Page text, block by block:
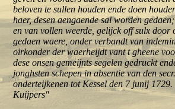
beloven te sullen houden ende doen
haer, desen aengaende sal worden
en van vollen weerde, gelijck off sulx door
gedaen waere, onder verbandt van
oirkonder der waerheijdt vant t gheene
dese onsen gemeijnts segelen gedruckt
jonghsten schepen in absentie van den
onderteijkenen tot Kessel den 7 junij
Kuijpers"